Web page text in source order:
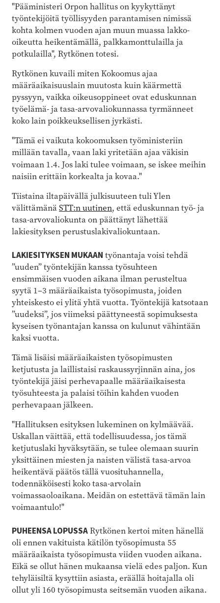
"Pääministeri Orpon hallitus on kyykyttänyt
työntekijöitä työllisyyden parantamisen nimissä
kohta kolmen vuoden ajan muun muassa lakko-
oikeutta heikentämällä, palkkamonttulailla ja
potkulailla", Rytkönen totesi.
Rytkönen kuvaili miten Kokoomus ajaa
määräaikaisuuslain muutosta kuin käärmettä
pyssyyn, vaikka oikeusoppineet ovat eduskunnan
työelämä- ja tasa-arvovaliokunnassa tyrmänneet
koko lain poikkeuksellisen jyrkästi.
"Tämä ei vaikuta kokoomuksen työministeriin
millään tavalla, vaan laki yritetään ajaa väkisin
voimaan 1.4. Jos laki tulee voimaan, se iskee meihin
naisiin erittäin korkealta ja kovaa."
Tiistaina iltapäivällä julkisuuteen tuli Ylen
välittämänäSTT:n uutinen, että eduskunnan työ- ja
tasa-arvovaliokunta on päättänyt lähettää
lakiesityksen perustuslakivaliokuntaan.
LAKIESITYKSEN MUKAAN työnantaja voisi tehdä
”uuden” työntekijän kanssa työsuhteen
ensimmäisen vuoden aikana ilman perusteltua
syytä 1–3 määräaikaista työsopimusta, joiden
yhteiskesto ei ylitä yhtä vuotta. Työntekijä katsotaan
”uudeksi”, jos viimeksi päättyneestä sopimuksesta
kyseisen työnantajan kanssa on kulunut vähintään
kaksi vuotta.
Tämä lisäisi määräaikaisten työsopimusten
ketjutusta ja laillistaisi raskaussyrjinnän aina, jos
työntekijä jäisi perhevapaalle määräaikaisesta
työsuhteesta ja palaisi töihin kahden vuoden
perhevapaan jälkeen.
"Hallituksen esityksen lukeminen on kylmäävää.
Uskallan väittää, että todellisuudessa, jos tämä
ketjutuslaki hyväksytään, se tulee olemaan suurin
yksittäinen miesten ja naisten välistä tasa-arvoa
heikentävä päätös tällä vuosituhannella,
todennäköisesti koko tasa-arvolain
voimassaoloaikana. Meidän on estettävä tämän lain
voimaantulo!"
PUHEENSA LOPUSSARytkönen kertoi miten hänellä
oli ennen vakituista kätilön työsopimusta 55
määräaikaista työsopimusta viiden vuoden aikana.
Eikä se ollut hänen mukaansa vielä edes paljon. Kun
tehyläisiltä kysyttiin asiasta, eräällä hoitajalla oli
ollut yli 160 työsopimusta seitsemän vuoden aikana.